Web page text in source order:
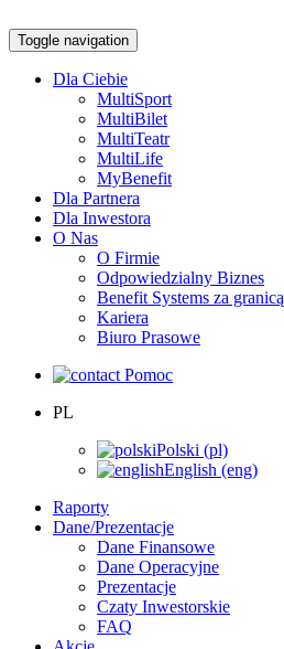
Toggle navigation
Dla Ciebie
MultiSport
MultiBilet
MultiTeatr
MultiLife
MyBenefit
Dla Partnera
Dla Inwestora
O Nas
O Firmie
Odpowiedzialny Biznes
Benefit Systems za granicą
Kariera
Biuro Prasowe
Pomoc
PL
Polski (pl)
English (eng)
Raporty
Dane/Prezentacje
Dane Finansowe
Dane Operacyjne
Prezentacje
Czaty Inwestorskie
FAQ